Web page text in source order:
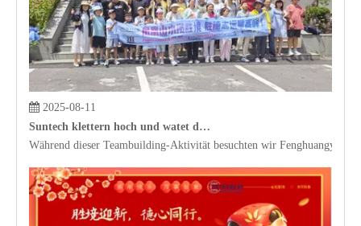
2025-08-11
Während dieser Teambuilding-Aktivität besuchten wir